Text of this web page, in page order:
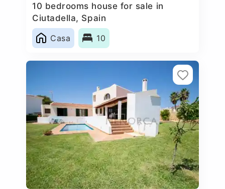
10 bedrooms house for sale in
Ciutadella, Spain
Casa
10